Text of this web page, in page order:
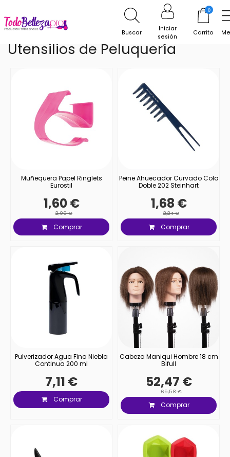
Buscar
Iniciar
sesión
0
Carrito
Utensilios de Peluquería
Utensilios de Peluquería
Muñequera Papel Ringlets
Eurostil
1,60 €
2,00 €
Comprar
Peine Ahuecador Curvado Cola
Doble 202 Steinhart
1,68 €
2,24 €
Comprar
Pulverizador Agua Fina Niebla
Continua 200 ml
7,11 €
Comprar
Cabeza Maniqui Hombre 18 cm
Bifull
52,47 €
65,58 €
Comprar